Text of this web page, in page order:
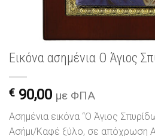
Εικόνα ασημένια Ο Άγιος
€ 90,00 με ΦΠΑ
Ασημένια εικόνα “Ο Άγιος
Ασήμι/Καφέ ξύλο, σε απόχρωση